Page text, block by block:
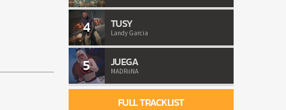
4 TUSY
Landy Garcia
5 JUEGA
MADRiiNA
FULL TRACKLIST